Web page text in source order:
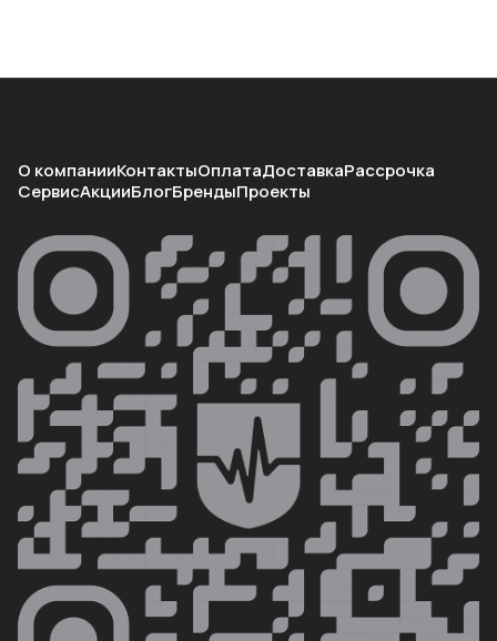
О компанииКонтактыОплатаДоставкаРассрочка
СервисАкцииБлогБрендыПроекты